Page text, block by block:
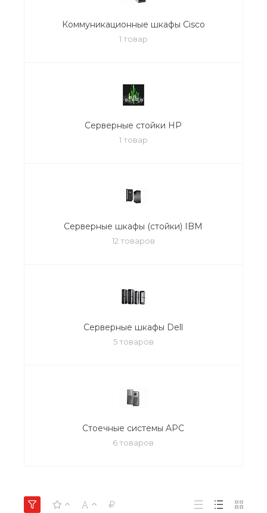
Коммуникационные шкафы Cisco
1 товар
Серверные стойки HP
1 товар
Серверные шкафы (стойки) IBM
12 товаров
Серверные шкафы Dell
5 товаров
Стоечные системы APC
6 товаров